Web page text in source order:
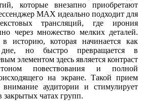
которые внезапно приобретают
MAX идеально подходит для
трансляций, где ирония
через множество мелких деталей.
в историю, которая начинается как
но быстро превращается в
элементом здесь является контраст
повествования и полной
на экране. Такой прием
внимание аудитории и стимулирует
чатах групп.